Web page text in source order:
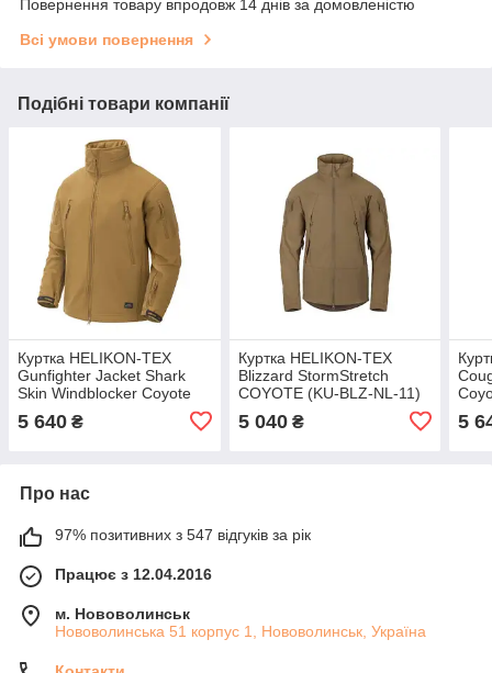
Повернення товару впродовж 14 днів за домовленістю
Всі умови повернення
Подібні товари компанії
Куртка HELIKON-TEX
Gunfighter Jacket Shark
Skin Windblocker Coyote
(KU-GUN-FM-11) РОЗМІР
3XL
5 640 ₴
Куртка HELIKON-TEX
Blizzard StormStretch
COYOTE (KU-BLZ-NL-11)
5 040₴ 5
Про нас
97% позитивних з 547 відгуків за рік
Працює з 12.04.2016
м. Нововолинськ
Нововолинська 51 корпус 1, Нововолинськ, Україна